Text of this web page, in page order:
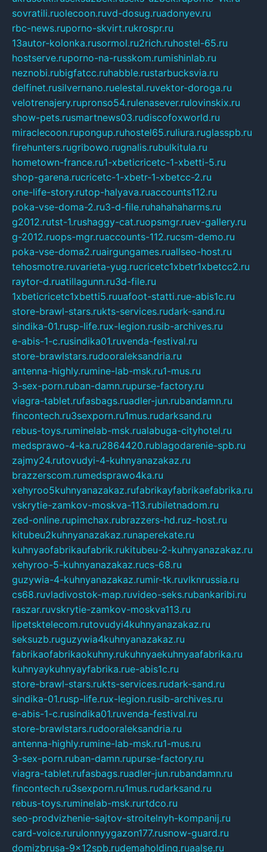
sovratili.ruolecoon.ruvd-dosug.ruadonyev.ru
rbc-news.ruporno-skvirt.rukrospr.ru
13autor-kolonka.rusormol.ru2rich.ruhostel-65.ru
hostserve.ruporno-na-russkom.rumishinlab.ru
neznobi.rubigfatcc.ruhabble.rustarbucksvia.ru
delfinet.rusilvernano.ruelestal.ruvektor-doroga.ru
velotrenajery.rupronso54.rulenasever.rulovinskix.ru
show-pets.rusmartnews03.rudiscofoxworld.ru
miraclecoon.rupongup.ruhostel65.ruliura.ruglasspb.ru
firehunters.rugribowo.rugnalis.rubulkitula.ru
hometown-france.ru1-xbeticricetc-1-xbetti-5.ru
shop-garena.rucricetc-1-xbetr-1-xbetcc-2.ru
one-life-story.rutop-halyava.ruaccounts112.ru
poka-vse-doma-2.ru3-d-file.ruhahahaharms.ru
g2012.rutst-1.rushaggy-cat.ruopsmgr.ruev-gallery.ru
g-2012.ruops-mgr.ruaccounts-112.rucsm-demo.ru
poka-vse-doma2.ruairgungames.ruallseo-host.ru
tehosmotre.ruvarieta-yug.rucricetc1xbetr1xbetcc2.ru
raytor-d.ruatillagunn.ru3d-file.ru
1xbeticricetc1xbetti5.ruuafoot-statti.rue-abis1c.ru
store-brawl-stars.rukts-services.rudark-sand.ru
sindika-01.rusp-life.rux-legion.rusib-archives.ru
e-abis-1-c.rusindika01.ruvenda-festival.ru
store-brawlstars.rudooraleksandria.ru
antenna-highly.rumine-lab-msk.ru1-mus.ru
3-sex-porn.ruban-damn.rupurse-factory.ru
viagra-tablet.rufasbags.ruadler-jun.rubandamn.ru
fincontech.ru3sexporn.ru1mus.rudarksand.ru
rebus-toys.ruminelab-msk.rualabuga-cityhotel.ru
medsprawo-4-ka.ru2864420.rublagodarenie-spb.ru
zajmy24.rutovudyi-4-kuhnyanazakaz.ru
brazzerscom.rumedsprawo4ka.ru
xehyroo5kuhnyanazakaz.rufabrikayfabrikaefabrika.ru
vskrytie-zamkov-moskva-113.rubiletnadom.ru
zed-online.rupimchax.rubrazzers-hd.ruz-host.ru
kitubeu2kuhnyanazakaz.runaperekate.ru
kuhnyaofabrikaufabrik.rukitubeu-2-kuhnyanazakaz.ru
xehyroo-5-kuhnyanazakaz.rucs-68.ru
guzywia-4-kuhnyanazakaz.rumir-tk.ruvlknrussia.ru
cs68.ruvladivostok-map.ruvideo-seks.rubankaribi.ru
raszar.ruvskrytie-zamkov-moskva113.ru
lipetsktelecom.rutovudyi4kuhnyanazakaz.ru
seksuzb.ruguzywia4kuhnyanazakaz.ru
fabrikaofabrikaokuhny.rukuhnyaekuhnyaafabrika.ru
kuhnyaykuhnyayfabrika.rue-abis1c.ru
store-brawl-stars.rukts-services.rudark-sand.ru
sindika-01.rusp-life.rux-legion.rusib-archives.ru
e-abis-1-c.rusindika01.ruvenda-festival.ru
store-brawlstars.rudooraleksandria.ru
antenna-highly.rumine-lab-msk.ru1-mus.ru
3-sex-porn.ruban-damn.rupurse-factory.ru
viagra-tablet.rufasbags.ruadler-jun.rubandamn.ru
fincontech.ru3sexporn.ru1mus.rudarksand.ru
rebus-toys.ruminelab-msk.rurtdco.ru
seo-prodvizhenie-sajtov-stroitelnyh-kompanij.ru
card-voice.rurulonnyygazon177.rusnow-guard.ru
domizbrusa-9x12spb.rudemaholding.ruaalse.ru